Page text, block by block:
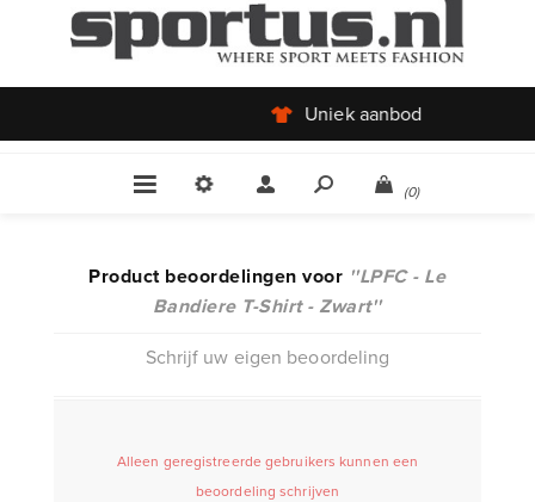
Uniek aanbod
(0)
Product beoordelingen voor
LPFC - Le
Bandiere T-Shirt - Zwart
Schrijf uw eigen beoordeling
Alleen geregistreerde gebruikers kunnen een
beoordeling schrijven